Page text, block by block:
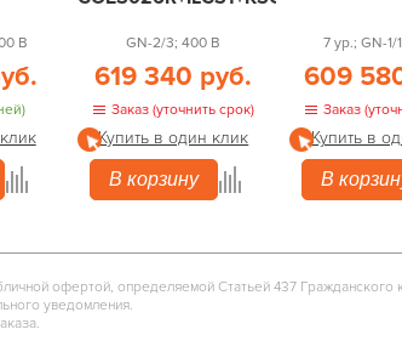
В GN-2/3; 400 В
619 340 руб.
Заказ (уточнить срок)
Купить в один клик
В корзину
7 ур.; GN-1/
609
Заказ
Купить в
В
офертой, определяемой Статьей 437
уведомления.